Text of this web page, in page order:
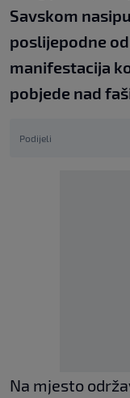
Savskom
poslijepodne
manifestacija
pobjede nad
Podijeli
Na mjesto